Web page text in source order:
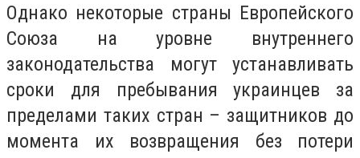
Однако некоторые страны Европейского
Союза на уровне внутреннего
законодательства могут устанавливать
сроки для пребывания украинцев за
пределами таких стран – защитников до
момента их возвращения без потери